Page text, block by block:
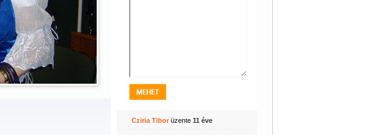
Cziria Tiborüzente 11 éve